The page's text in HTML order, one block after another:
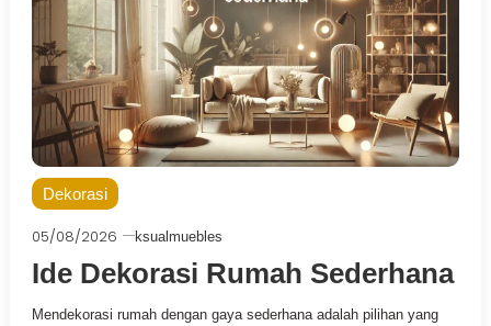
Dekorasi
05/08/2026 ksualmuebles
Ide Dekorasi Rumah Sederhana
Mendekorasi rumah dengan gaya sederhana adalah pilihan yang